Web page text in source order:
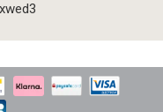
xwed3